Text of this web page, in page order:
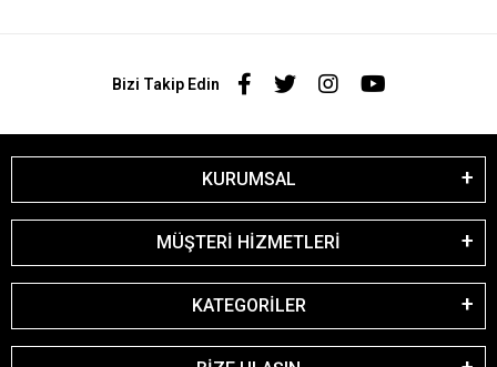
Bizi Takip Edin
KURUMSAL
MÜŞTERİ HİZMETLERİ
KATEGORİLER